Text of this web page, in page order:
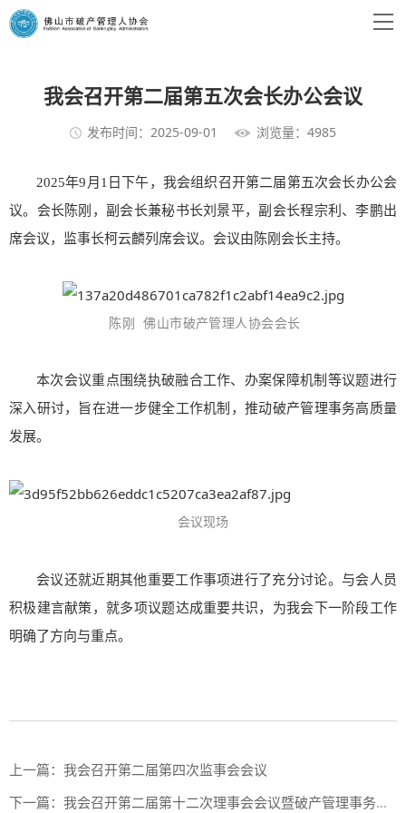
我会召开第二届第五次会长办公会议
发布时间：2025-09-01 浏览量：4985
2025年9月1日下午，我会组织召开第二届第五次会长办公会
议。会长陈刚，副会长兼秘书长刘景平，副会长程宗利、李鹏出
席会议，监事长柯云麟列席会议。会议由陈刚会长主持。
陈刚 佛山市破产管理人协会会长
本次会议重点围绕执破融合工作、办案保障机制等议题进行
深入研讨，旨在进一步健全工作机制，推动破产管理事务高质量
发展。
会议现场
会议还就近期其他重要工作事项进行了充分讨论。与会人员
积极建言献策，就多项议题达成重要共识，为我会下一阶段工作
明确了方向与重点。
上一篇： 我会召开第二届第四次监事会会议
下一篇： 我会召开第二届第十二次理事会会议暨破产管理事务工作会议